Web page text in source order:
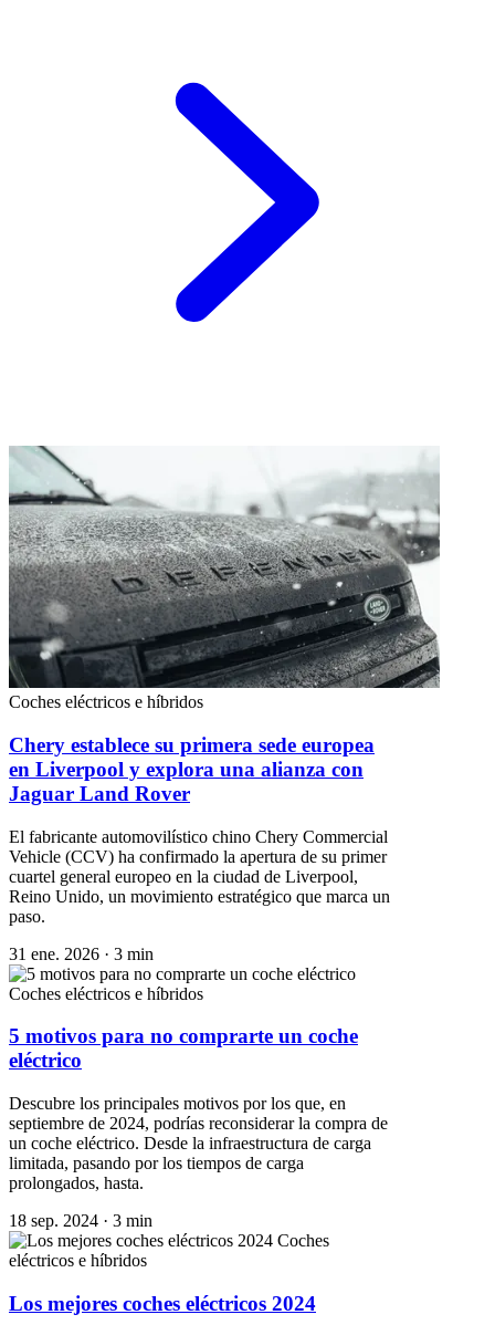
Coches eléctricos e híbridos
Chery establece su primera sede europea
en Liverpool y explora una alianza con
Jaguar Land Rover
El fabricante automovilístico chino Chery Commercial
Vehicle (CCV) ha confirmado la apertura de su primer
cuartel general europeo en la ciudad de Liverpool,
Reino Unido, un movimiento estratégico que marca un
paso.
31 ene. 2026 · 3 min
Coches eléctricos e híbridos
5 motivos para no comprarte un coche
eléctrico
Descubre los principales motivos por los que, en
septiembre de 2024, podrías reconsiderar la compra de
un coche eléctrico. Desde la infraestructura de carga
limitada, pasando por los tiempos de carga
prolongados, hasta.
18 sep. 2024 · 3 min
Coches
eléctricos e híbridos
Los mejores coches eléctricos 2024